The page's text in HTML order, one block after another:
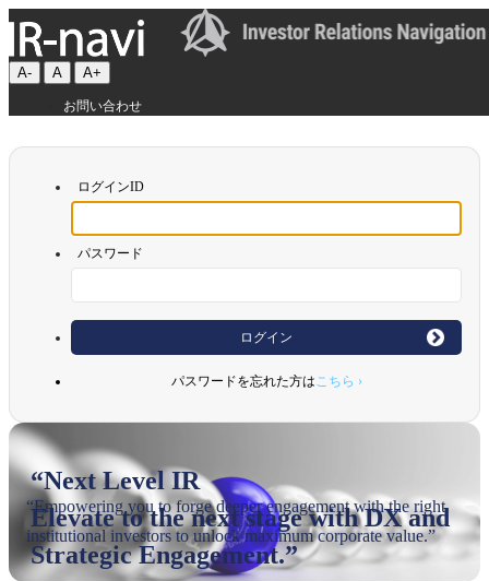
A- A A+
お問い合わせ
ログインID
パスワード
ログイン
パスワードを忘れた方はこちら ›
“Next Level IR
Elevate to the next stage with DX and
Strategic Engagement.”
“Empowering you to forge deeper engagement with the right
institutional investors to unlock maximum corporate value.”